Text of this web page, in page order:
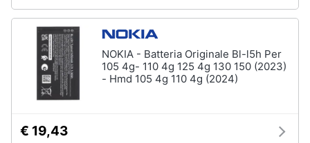
NOKIA - Batteria Originale Bl-l5h Per
105 4g- 110 4g 125 4g 130 150 (2023)
- Hmd 105 4g 110 4g (2024)
€ 19,43